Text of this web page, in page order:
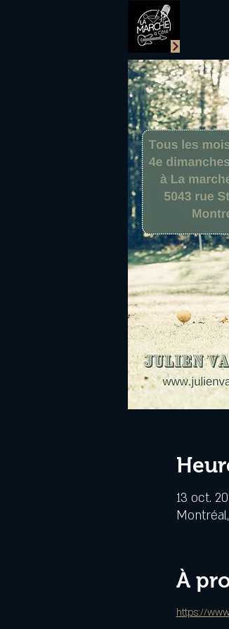
13 oct.
À
https://